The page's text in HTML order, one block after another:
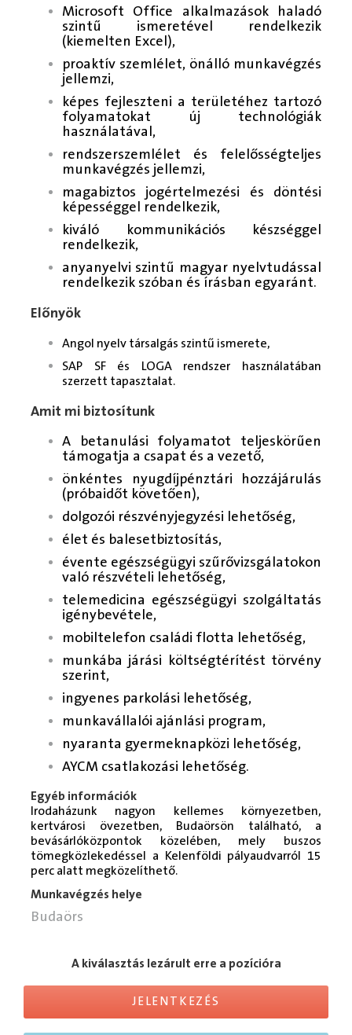
Microsoft Office alkalmazások haladó
szintű ismeretével rendelkezik
(kiemelten Excel),
proaktív szemlélet, önálló munkavégzés
jellemzi,
képes fejleszteni a területéhez tartozó
folyamatokat új technológiák
használatával,
rendszerszemlélet és felelősségteljes
munkavégzés jellemzi,
magabiztos jogértelmezési és döntési
képességgel rendelkezik,
kiváló kommunikációs készséggel
rendelkezik,
anyanyelvi szintű magyar nyelvtudással
rendelkezik szóban és írásban egyaránt.
Előnyök
Angol nyelv társalgás szintű ismerete,
SAP SF és LOGA rendszer használatában
szerzett tapasztalat.
Amit mi biztosítunk
A betanulási folyamatot teljeskörűen
támogatja a csapat és a vezető,
önkéntes nyugdíjpénztári hozzájárulás
(próbaidőt követően),
dolgozói részvényjegyzési lehetőség,
élet és balesetbiztosítás,
évente egészségügyi szűrővizsgálatokon
való részvételi lehetőség,
telemedicina egészségügyi szolgáltatás
igénybevétele,
mobiltelefon családi flotta lehetőség,
munkába járási költségtérítést törvény
szerint,
ingyenes parkolási lehetőség,
munkavállalói ajánlási program,
nyaranta gyermeknapközi lehetőség,
AYCM csatlakozási lehetőség.
Egyéb információk
Irodaházunk nagyon kellemes környezetben,
kertvárosi övezetben, Budaörsön található, a
bevásárlóközpontok közelében, mely buszos
tömegközlekedéssel a Kelenföldi pályaudvarról 15
perc alatt megközelíthető.
Munkavégzés helye
Budaörs
A kiválasztás lezárult erre a pozícióra
JELENTKEZÉS